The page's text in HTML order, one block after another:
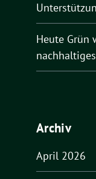
Heute Grün
Archiv
April 2026